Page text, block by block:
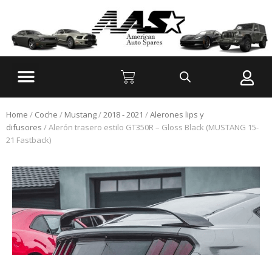
Home / Coche / Mustang/2018 - 2021 /Alerones lips y
difusores / Alerón trasero estilo GT350R – Gloss Black (MUSTANG 15-
21 Fastback)